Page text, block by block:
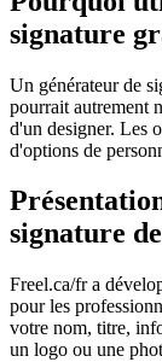
signature
Un générateur de
pourrait autrement
d'un designer. Les
d'options de
signature
Freel.ca/fr a
pour les
votre nom, titre,
un logo ou une